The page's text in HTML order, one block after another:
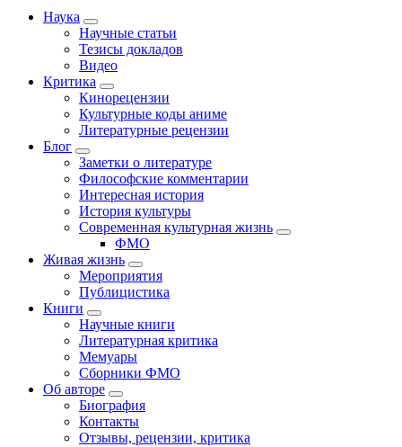
Наука
Научные статьи
Тезисы докладов
Видео
Критика
Кинорецензии
Культурные коды аниме
Литературные рецензии
Блог
Заметки о литературе
Философские комментарии
Интересная история
История культуры
Современная культурная жизнь
ФМО
Живая жизнь
Мероприятия
Публицистика
Книги
Научные книги
Литературная критика
Мемуары
Сборники ФМО
Об авторе
Биография
Контакты
Отзывы, рецензии, критика